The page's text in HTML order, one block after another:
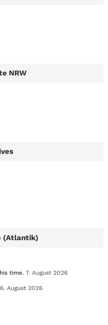
NRW
(Atlantik)
time. 7. August 2026
6. August 2026